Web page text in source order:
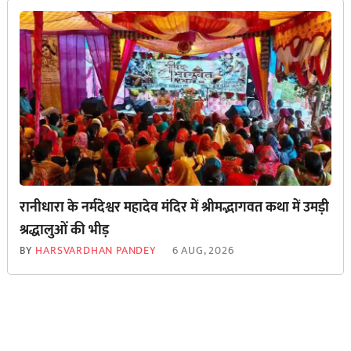
रानीधारा के नर्मदेश्वर महादेव मंदिर में श्रीमद्भागवत कथा में उमड़ी
श्रद्धालुओं की भीड़
BY HARSVARDHAN PANDEY 6 AUG, 2026